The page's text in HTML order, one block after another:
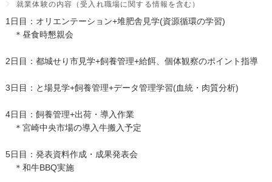
就業体験の内容（受入れ職場に関する情報を含む）
1日目：オリエンテーション+堆肥舎見学(資源循環の学習)
＊昼食時懇親会
2日目：都城せり市見学+飼養管理+給餌、個体観察のポイント指導
3日目：と場見学+飼養管理+データ管理学習(血統・肉質分析)
4日目：飼養管理+出荷・導入作業
＊宮崎中央市場の導入牛搬入予定
5日目：発表資料作成・成果発表会
＊和牛BBQ実施